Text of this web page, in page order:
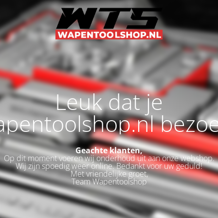
Leuk dat je
Geachte klanten,
Op dit moment voeren wij onderhoud uit aan onze webshop.
Wij zijn spoedig weer online. Bedankt voor uw geduld!
Met vriendelijke groet,
Team Wapentoolshop